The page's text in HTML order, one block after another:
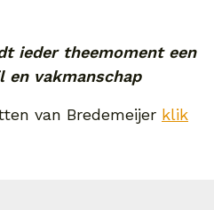
ieder theemoment een
en vakmanschap
van Bredemeijer klik